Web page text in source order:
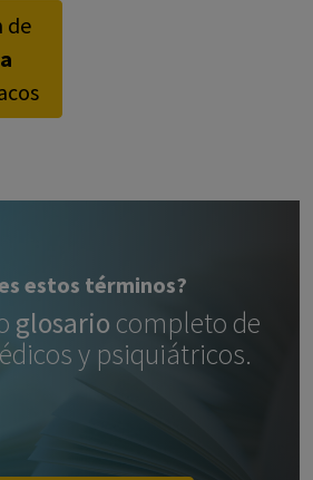
de
estos términos?
glosario completo de
y psiquiátricos.